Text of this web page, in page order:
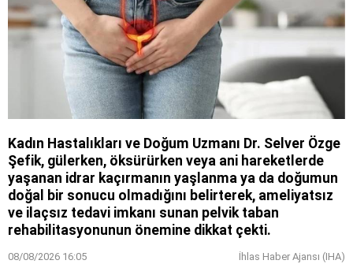
Kadın Hastalıkları ve Doğum Uzmanı Dr. Selver Özge
Şefik, gülerken, öksürürken veya ani hareketlerde
yaşanan idrar kaçırmanın yaşlanma ya da doğumun
doğal bir sonucu olmadığını belirterek, ameliyatsız
ve ilaçsız tedavi imkanı sunan pelvik taban
rehabilitasyonunun önemine dikkat çekti.
08/08/2026 16:05 İhlas Haber Ajansı (IHA)